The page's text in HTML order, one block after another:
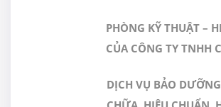
PHÒNG KỸ THUẬT –
CỦA CÔNG TY TNHH
NHẬN ĐÁP ỨNG TIÊU
DỊCH VỤ BẢO